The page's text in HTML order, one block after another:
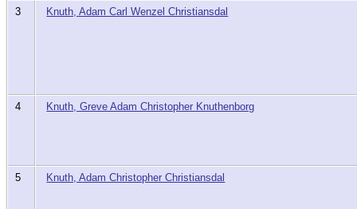
3 Knuth, Adam Carl Wenzel Christiansdal
4 Knuth, Greve Adam Christopher Knuthenborg
5 Knuth, Adam Christopher Christiansdal